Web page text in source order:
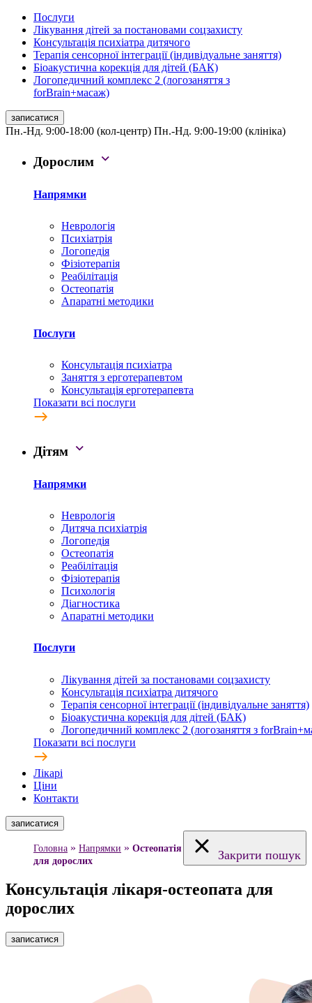
Послуги
Лікування дітей за постановами соцзахисту
Консультація психіатра дитячого
Терапія сенсорної інтеграції (індивідуальне заняття)
Біоакустична корекція для дітей (БАК)
Логопедичний комплекс 2 (логозаняття з
forBrain+масаж)
записатися
Пн.-Нд. 9:00-18:00 (кол-центр) Пн.-Нд. 9:00-19:00 (клініка)
Дорослим
Напрямки
Неврологія
Психіатрія
Логопедія
Фізіотерапія
Реабілітація
Остеопатія
Апаратні методики
Послуги
Консультація психіатра
Заняття з ерготерапевтом
Консультація ерготерапевта
Показати всі послуги
Дітям
Напрямки
Неврологія
Дитяча психіатрія
Логопедія
Остеопатія
Реабілітація
Фізіотерапія
Психологія
Діагностика
Апаратні методики
Послуги
Лікування дітей за постановами соцзахисту
Консультація психіатра дитячого
Терапія сенсорної інтеграції (індивідуальне заняття)
Біоакустична корекція для дітей (БАК)
Логопедичний комплекс 2 (логозаняття з
Показати всі послуги
Лікарі
Ціни
Контакти
записатися
Закрити пошук
Головна » Напрямки » Остеопатія
для дорослих
Консультація лікаря-остеопата для
дорослих
записатися